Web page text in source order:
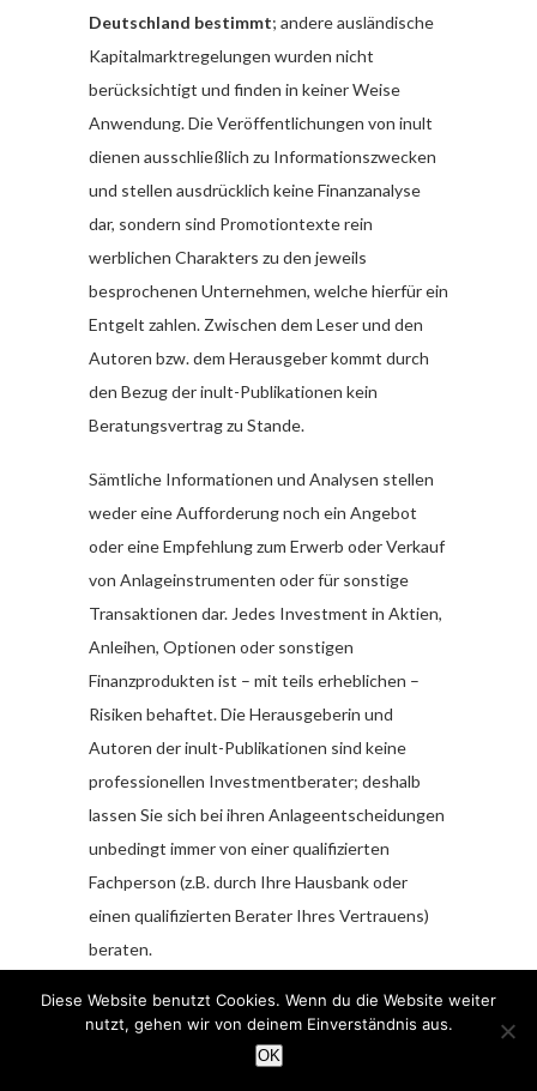
Deutschland bestimmt; andere ausländische
Kapitalmarktregelungen wurden nicht
berücksichtigt und finden in keiner Weise
Anwendung. Die Veröffentlichungen von inult
dienen ausschließlich zu Informationszwecken
und stellen ausdrücklich keine Finanzanalyse
dar, sondern sind Promotiontexte rein
werblichen Charakters zu den jeweils
besprochenen Unternehmen, welche hierfür ein
Entgelt zahlen. Zwischen dem Leser und den
Autoren bzw. dem Herausgeber kommt durch
den Bezug der inult-Publikationen kein
Beratungsvertrag zu Stande.
Sämtliche Informationen und Analysen stellen
weder eine Aufforderung noch ein Angebot
oder eine Empfehlung zum Erwerb oder Verkauf
von Anlageinstrumenten oder für sonstige
Transaktionen dar. Jedes Investment in Aktien,
Anleihen, Optionen oder sonstigen
Finanzprodukten ist – mit teils erheblichen –
Risiken behaftet. Die Herausgeberin und
Autoren der inult-Publikationen sind keine
professionellen Investmentberater; deshalb
lassen Sie sich bei ihren Anlageentscheidungen
unbedingt immer von einer qualifizierten
Fachperson (z.B. durch Ihre Hausbank oder
einen qualifizierten Berater Ihres Vertrauens)
beraten.
Alle durch inult veröffentlichten Informationen
und Daten stammen aus Quellen, die wir zum
Zeitpunkt der Erstellung für zuverlässig und
Diese Website benutzt Cookies. Wenn du die Website weiter
nutzt, gehen wir von deinem Einverständnis aus.
OK